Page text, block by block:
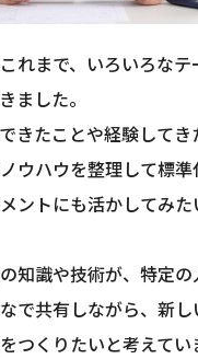
れまで、いろいろな
ました。
きたことや経験して
ウハウを整理して標
ントにも活かしてみ
知識や技術が、特定
で共有しながら、新
つくりたいと考えてい